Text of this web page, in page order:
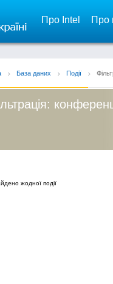
Про Intel Про
База даних Події
жодної події